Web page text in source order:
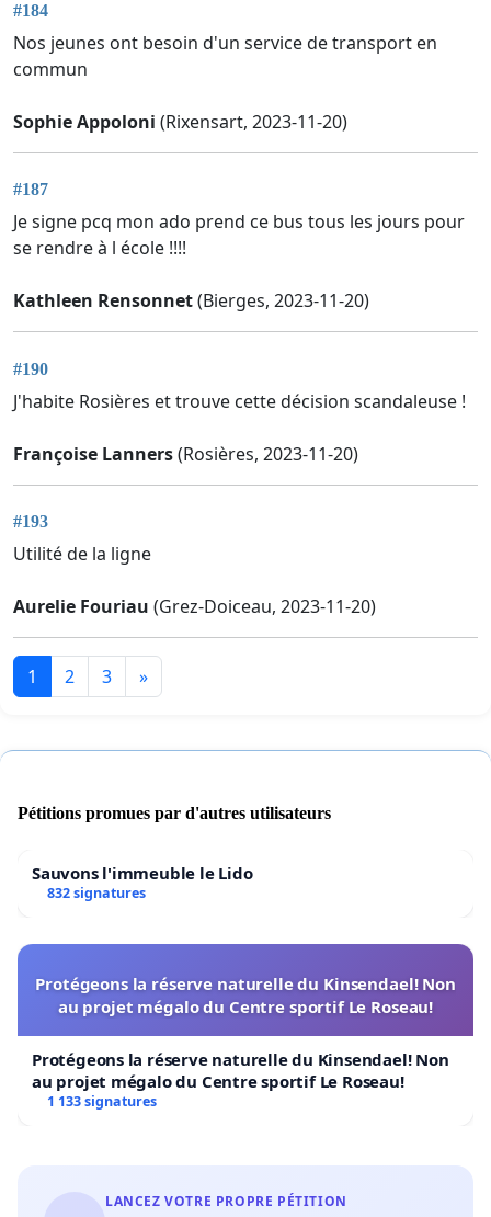
#184
Nos jeunes ont besoin d'un service de transport en
commun
Sophie Appoloni (Rixensart, 2023-11-20)
#187
Je signe pcq mon ado prend ce bus tous les jours pour
se rendre à l école !!!!
Kathleen Rensonnet(Bierges, 2023-11-20)
#190
J'habite Rosières et trouve cette décision scandaleuse !
Françoise Lanners(Rosières, 2023-11-20)
#193
Utilité de la ligne
Aurelie Fouriau (Grez-Doiceau, 2023-11-20)
1 2 3 »
Pétitions promues par d'autres utilisateurs
Sauvons l'immeuble le Lido
832 signatures
Protégeons la réserve naturelle du Kinsendael! Non
au projet mégalo du Centre sportif Le Roseau!
Protégeons la réserve naturelle du Kinsendael! Non
au projet mégalo du Centre sportif Le Roseau!
1 133 signatures
LANCEZ VOTRE PROPRE PÉTITION